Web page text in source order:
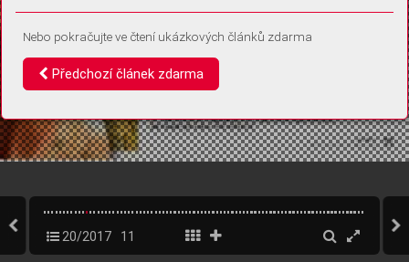
20/2017 11
Nebo pokračujte ve čtení ukázkových článků zdarma
Předchozí článek zdarma